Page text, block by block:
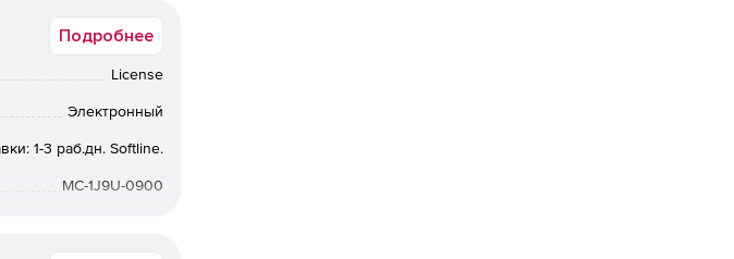
данных.
общедоступными
и доступ к
Подробнее
License
Электронный
1-3 раб.дн. Softline.
MC-1J9U-0900